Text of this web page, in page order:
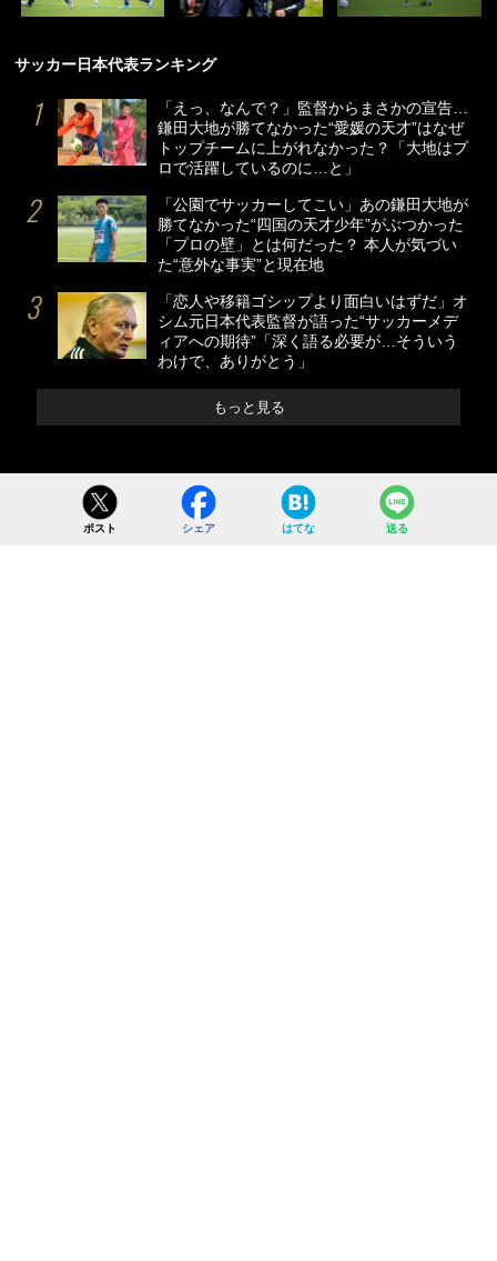
サッカー日本代表ランキング
「えっ、なんで？」監督からまさかの宣告…
鎌田大地が勝てなかった“愛媛の天才”はなぜ
トップチームに上がれなかった？「大地はプ
ロで活躍しているのに…と」
「公園でサッカーしてこい」あの鎌田大地が
勝てなかった“四国の天才少年”がぶつかった
「プロの壁」とは何だった？ 本人が気づい
た“意外な事実”と現在地
「恋人や移籍ゴシップより面白いはずだ」オ
シム元日本代表監督が語った“サッカーメデ
ィアへの期待”「深く語る必要が…そういう
わけで、ありがとう」
もっと見る
ポスト シェア はてな 送る